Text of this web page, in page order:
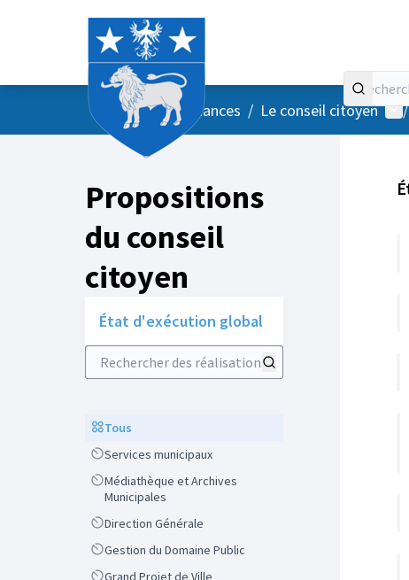
AccueilMenu principal
/ Vos instances / Le conseil citoyen /
Propositions
du conseil
citoyen
État d'exécution global
Rechercher des réalisations
ScopeTous
ScopeServices municipaux
Scope
Médiathèque et Archives
Municipales
ScopeDirection Générale
ScopeGestion du Domaine Public
ScopeGrand Projet de Ville